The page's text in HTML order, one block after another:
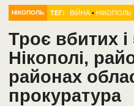
НІКОПОЛЬ ТЕГ: ВІЙНА •НІКОПОЛЬ
Троє вбитих
Нікополі,
районах
прокуратура